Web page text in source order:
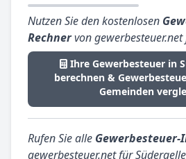
Nutzen Sie den kostenlosen
Rechnervon
Ihre Gewerbesteuer in
berechnen &
Gemeinden
Rufen Sie alle
gewerbesteuer.net für